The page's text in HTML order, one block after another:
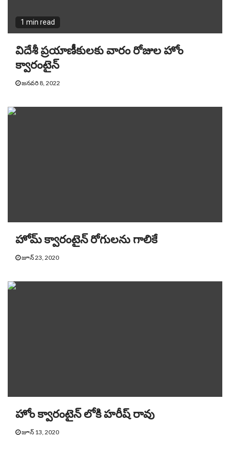
1 min read
విదేశీ ప్రయాణీకులకు వారం రోజుల హోం
క్వారంటైన్‌
జనవరి 8, 2022
హోమ్‌ క్వారంటైన్ రోగులను గాలికే
జూన్ 23, 2020
హోం క్వారంటైన్ లోకి హరీష్ రావు
జూన్ 13, 2020